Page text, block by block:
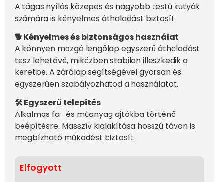
A tágas nyílás közepes és nagyobb testű kutyák
számára is kényelmes áthaladást biztosít.
🐕 Kényelmes és biztonságos használat
A könnyen mozgó lengőlap egyszerű áthaladást
tesz lehetővé, miközben stabilan illeszkedik a
keretbe. A zárólap segítségével gyorsan és
egyszerűen szabályozhatod a használatot.
🛠️ Egyszerű telepítés
Alkalmas fa- és műanyag ajtókba történő
beépítésre. Masszív kialakítása hosszú távon is
megbízható működést biztosít.
Elfogyott